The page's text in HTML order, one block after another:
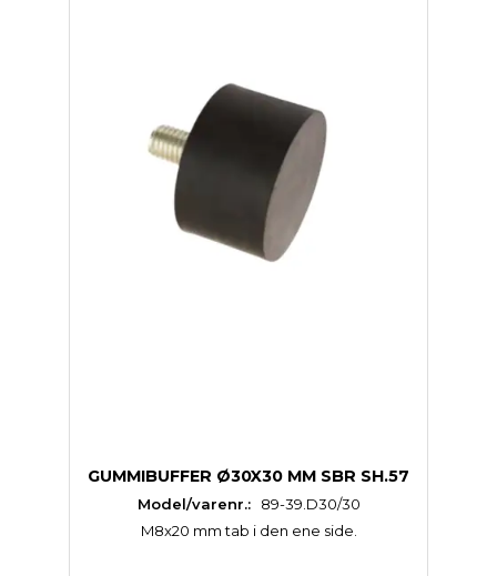
GUMMIBUFFER Ø30X30 MM SBR SH.57
Model/varenr.:
89-39.D30/30
M8x20 mm tab i den ene side.